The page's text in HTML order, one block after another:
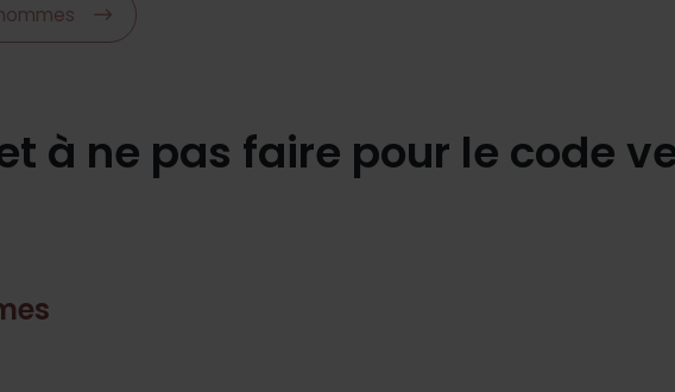
à ne pas faire pour le code